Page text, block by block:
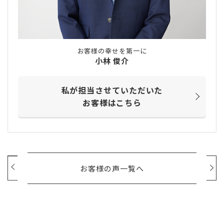
お客様の幸せを第一に
小林 俊介
私が担当させていただいた
お客様はこちら
お客様の声一覧へ